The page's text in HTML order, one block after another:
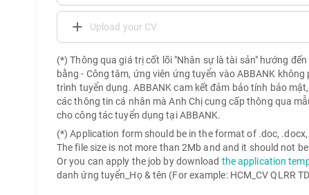
Upload your CV
(*) Thông qua giá trị cốt lõi "Nhân sự là tài sản" hướng
bằng - Công tâm, ứng viên ứng tuyển vào ABBANK
trình tuyển dụng. ABBANK cam kết đảm bảo tính bảo
các thông tin cá nhân mà Anh Chị cung cấp thông qua
cho công tác tuyển dụng tại ABBANK.
(*) Application form should be in the format of .doc, .docx,
The file size is not more than 2Mb and and it should not
Or you can apply the job by download the application
danh ứng tuyển_Họ & tên (For example: HCM_CV QLRR